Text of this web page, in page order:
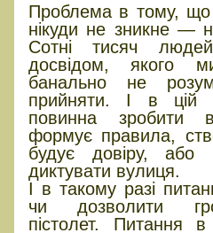
Проблема в тому, що
нікуди не зникне —
Сотні тисяч
досвідом, якого
банально не
прийняти. І в цій
повинна зробити
формує правила,
будує довіру, або
диктувати вулиця.
І в такому разі
чи дозволити
пістолет. Питання